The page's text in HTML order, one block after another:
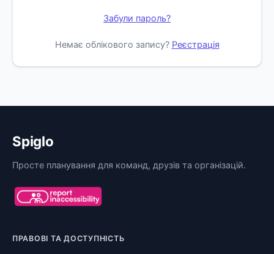
Забули пароль?
Немає облікового запису? Реєстрація
Spiglo
Просте планування для команд, друзів та організацій.
ПРАВОВІ ТА ДОСТУПНІСТЬ